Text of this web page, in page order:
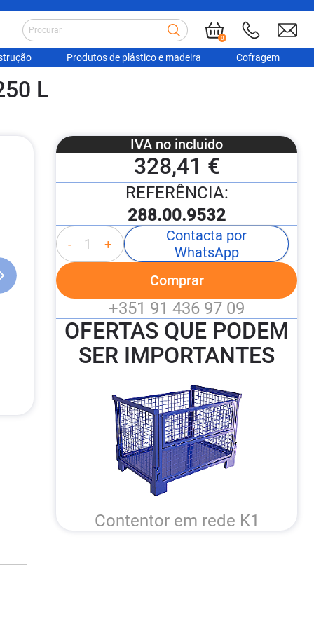
0
Produtos de plástico e madeira
Cofragem
L
IVA no incluido
328,41 €
REFERÊNCIA:
288.00.9532
- +
Contacta por
WhatsApp
Comprar
+351 91 436 97 09
OFERTAS QUE PODEM
SER IMPORTANTES
Contentor em rede K1